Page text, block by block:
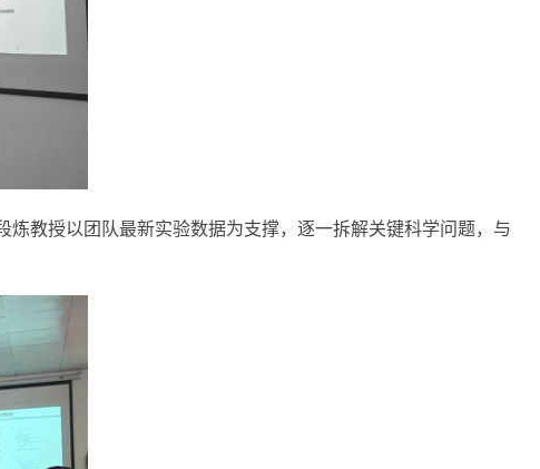
教授以团队最新实验数据为支撑，逐一拆解关键科学问题，与